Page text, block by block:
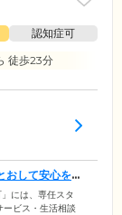
認知症可
徒歩23分
おして安心を
には、専任スタ
ビス・生活相談